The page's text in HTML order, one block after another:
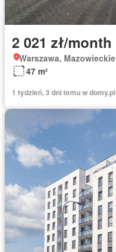
2 021 zł/month
Warszawa, Mazowieckie
47 m²
1 tydzień, 3 dni temu w domy.pl